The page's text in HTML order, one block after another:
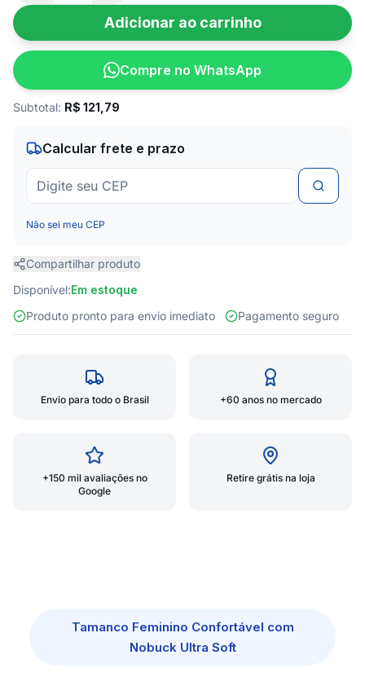
Adicionar ao carrinho
Compre no WhatsApp
Subtotal: R$ 121,79
Calcular frete e prazo
Não sei meu CEP
Compartilhar produto
Disponível:Em estoque
Produto pronto para envio imediato
Pagamento seguro
Envio para todo o Brasil +60 anos no mercado
+150 mil avaliações no
Google
Retire grátis na loja
Tamanco Feminino Confortável com
Nobuck Ultra Soft